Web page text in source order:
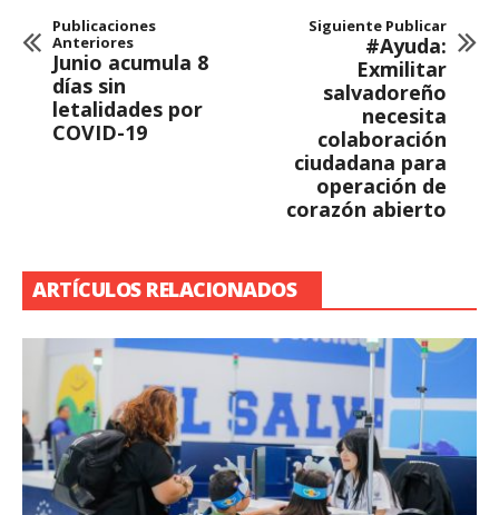
Publicaciones
Anteriores
Junio acumula 8
días sin
letalidades por
COVID-19
Siguiente Publicar
#Ayuda:
Exmilitar
salvadoreño
necesita
colaboración
ciudadana para
operación de
corazón abierto
ARTÍCULOS RELACIONADOS